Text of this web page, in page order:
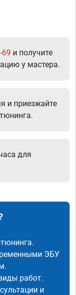
69 и получите
у мастера.
и приезжайте
для
ЭБУ
работ.
и